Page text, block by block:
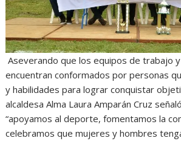
Aseverando que los equipos de trabajo
encuentran conformados por personas
y habilidades para lograr conquistar
alcaldesa Alma Laura Amparán Cruz
“apoyamos al deporte, fomentamos la
celebramosque mujeres y hombres